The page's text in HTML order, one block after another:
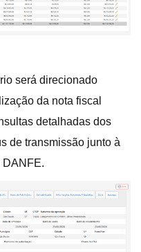
será direcionado
da nota fiscal
detalhadas dos
de transmissão junto à
DANFE.